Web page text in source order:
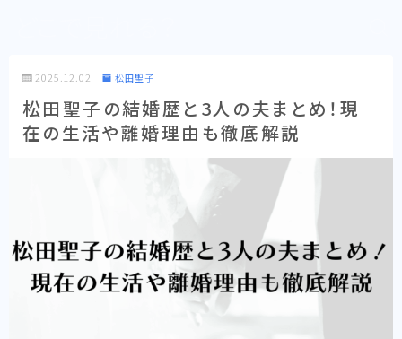
2025.12.02 松田聖子
松田聖子の結婚歴と3人の夫まとめ！現
在の生活や離婚理由も徹底解説